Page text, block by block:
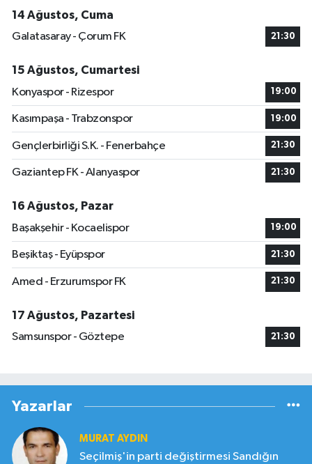
14 Ağustos, Cuma
Galatasaray - Çorum FK
21:30
15 Ağustos, Cumartesi
Konyaspor - Rizespor
19:00
Kasımpaşa - Trabzonspor 19:00
Gençlerbirliği S.K. - Fenerbahçe 21:30
Gaziantep FK - Alanyaspor 21:30
16 Ağustos, Pazar
Başakşehir - Kocaelispor
19:00
Beşiktaş - Eyüpspor 21:30
Amed - Erzurumspor FK 21:30
17 Ağustos, Pazartesi
Samsunspor - Göztepe
21:30
Yazarlar
MURAT AYDIN
Seçilmiş'in parti değiştirmesi Sandığın